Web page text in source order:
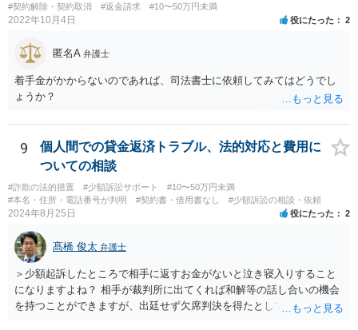
#契約解除・契約取消
#返金請求 #10〜50万円未満
2022年10月4日 役にたった 2
匿名A 弁護士
着手金がかからないのであれば、司法書士に依頼してみてはどうでし
ょうか？
9
個人間での貸金返済トラブル、法的対応と費用に
ついての相談
#詐欺の法的措置 #少額訴訟サポート
#10〜50万円未満
#本名・住所・電話番号が判明
#契約書・借用書なし #少額訴訟の相談・依頼
2024年8月25日 役にたった 2
髙橋 俊太 弁護士
＞少額起訴したところで相手に返すお金がないと泣き寝入りすること
になりますよね？ 相手が裁判所に出てくれば和解等の話し合いの機会
を持つことができますが、出廷せず欠席判決を得たとしても、執行段